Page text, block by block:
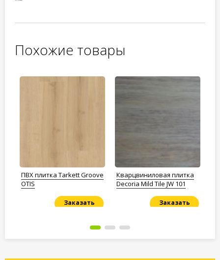
Похожие товары
ПВХ плитка Tarkett Groove
OTIS
Заказать
Кварцвиниловая плитка
Decoria Mild Tile JW 101
Заказать